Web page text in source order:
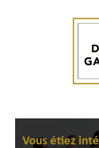
Vous étiez